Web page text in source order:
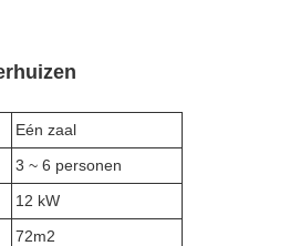
Eén zaal
3 ~ 6 personen
12 kW
72m2